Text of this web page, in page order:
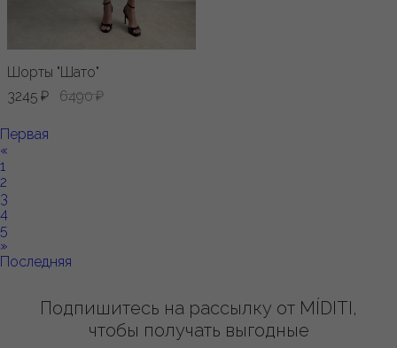
Шорты "Шато"
3245 ₽
6490 ₽
Первая
«
1
2
3
4
5
»
Последняя
Подпишитесь на рассылку от MÍDITI,
чтобы получать выгодные